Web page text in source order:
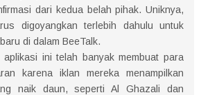
dari kedua belah pihak. Uniknya,
digoyangkan terlebih dahulu untuk
di dalam BeeTalk.
ini telah banyak membuat para
karena iklan mereka menampilkan
naik daun, seperti Al Ghazali dan